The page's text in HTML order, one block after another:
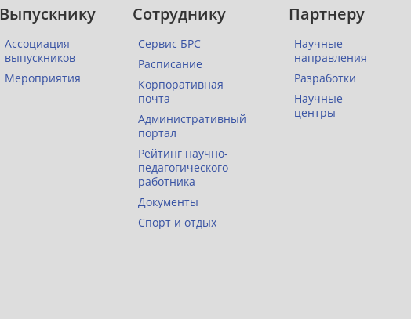
Выпускнику
Ассоциация
выпускников
Мероприятия
Сотруднику
Сервис БРС
Расписание
Корпоративная
почта
Административный
портал
Рейтинг научно-
педагогического
работника
Документы
Спорт и отдых
Партнеру
Научные
направления
Разработки
Научные
центры